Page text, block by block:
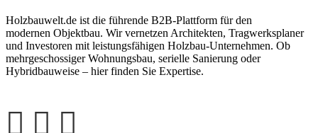
Holzbauwelt.de ist die führende B2B-Plattform für den
modernen Objektbau. Wir vernetzen Architekten, Tragwerksplaner
und Investoren mit leistungsfähigen Holzbau-Unternehmen. Ob
mehrgeschossiger Wohnungsbau, serielle Sanierung oder
Hybridbauweise – hier finden Sie Expertise.